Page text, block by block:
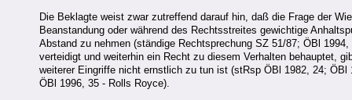
Die Beklagte weist zwar zutreffend darauf hin, daß die Frage der
Beanstandung oder während des Rechtsstreites gewichtige
Abstand zu nehmen (ständige Rechtsprechung SZ 51/87; ÖBl
verteidigt und weiterhin ein Recht zu diesem Verhalten behauptet,
weiterer Eingriffe nicht ernstlich zu tun ist (stRsp ÖBl 1982, 24;
ÖBl 1996, 35 - Rolls Royce).